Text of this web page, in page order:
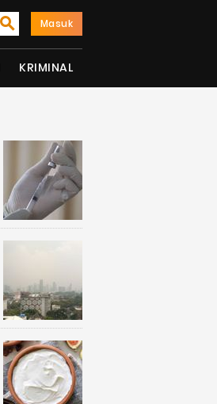
Masuk
KRIMINAL